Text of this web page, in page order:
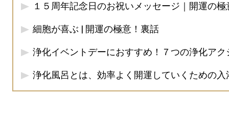
１５周年記念日のお祝いメッセージ｜開運の極
細胞が喜ぶ | 開運の極意！裏話
浄化イベントデーにおすすめ！７つの浄化ア
浄化風呂とは、効率よく開運していくための